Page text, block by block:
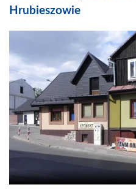
Hrubieszowie